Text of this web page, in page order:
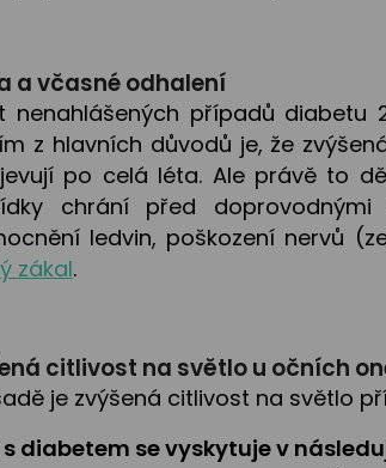
a včasné odhalení
nenahlášených případů
z hlavních důvodů je, že
po celá léta. Ale právě to
chrání před
ledvin, poškození nervů
zákal.
citlivost na světlo u očních
je zvýšená citlivost na světlo
s diabetem se vyskytuje v